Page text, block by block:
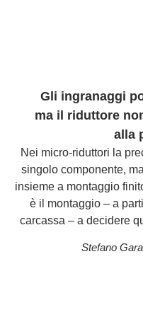
Gli ingranaggi
ma il riduttore
alla
Nei micro-riduttori la
singolo componente,
insieme a montaggio
è il montaggio – a
carcassa – a decidere
Stefano